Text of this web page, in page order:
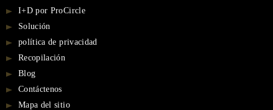
I+D por ProCircle
Solución
política de privacidad
Recopilación
Blog
Contáctenos
Mapa del sitio